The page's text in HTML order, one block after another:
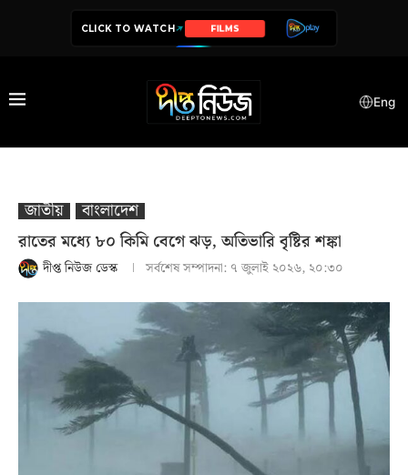
CLICK TO WATCH FILMS
Eng
জাতীয়
বাংলাদেশ
রাতের মধ্যে ৮০ কিমি বেগে ঝড়, অতিভারি বৃষ্টির শঙ্কা
দীপ্ত নিউজ ডেস্ক সর্বশেষ সম্পাদনা: ৭ জুলাই ২০২৬, ২০:৩০